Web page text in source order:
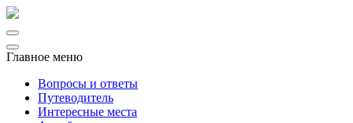
Главное меню
Вопросы и ответы
Путеводитель
Интересные места